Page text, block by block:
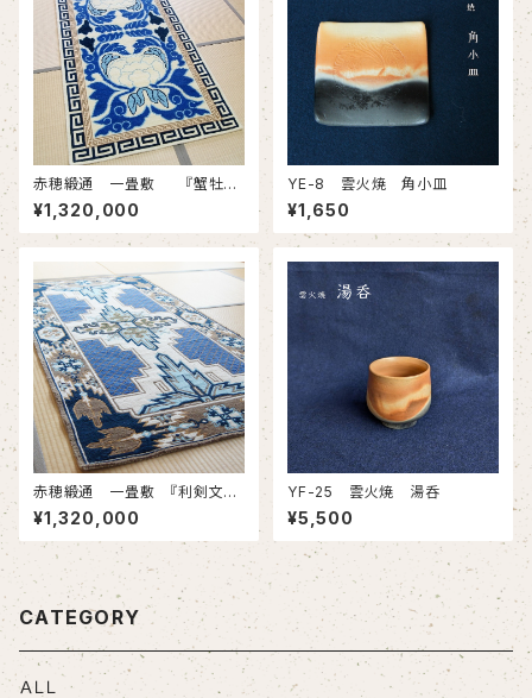
赤穂緞通 一畳敷 『蟹牡丹
文・縁二重雷文』
¥1,320,000
YE-8 雲火焼 角小皿
¥1,650
赤穂緞通 一畳敷 『利剣文・
縁矢羽文』
¥1,320,000
YF-25 雲火焼 湯呑
¥5,500
CATEGORY
ＡＬＬ